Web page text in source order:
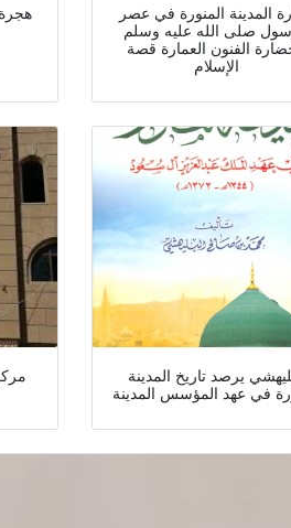
المدينة المنورة في عصر
صلى الله عليه وسلم
الفنون العمارة قصة
الإسلام
يرصد تاريخ المدينة
في عهد المؤسس المدينة